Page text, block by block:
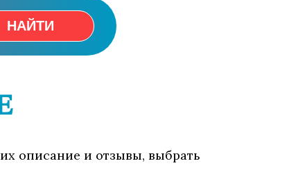
НАЙТИ
описание и отзывы, выбрать